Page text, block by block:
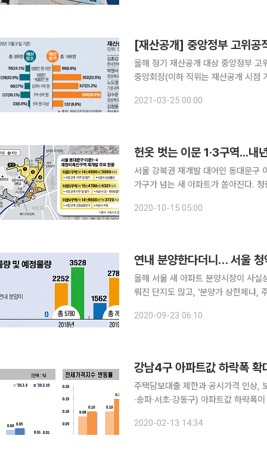
[재산공개] 중앙정부 고위공
올해 정기 재산공개 대상 중앙정부 고
중앙회장(이하 직위는 재산공개 시점 기준)으로 드러났다. 25일
고 신고했다. 이들 토지의 공시지가
2021-03-25 00:00
헌옷 벗는 이문 1·3구역...
서울 강북권 재개발 대어인 동대문구
가구가 넘는 새 아파트가 쏟아진다.
로 보인다. 1호선 최역세권 3구역
2020-10-15 05:00
연내 분양한다더니… 서울
올해 서울 새 아파트 분양시장이 사
뤄진 단지도 많고, '분양가 상한제냐,
는 분석이 나온다. 리얼투데
2020-09-23 06:10
강남4구 아파트값 하락폭 확
주택담보대출 제한과 공시가격 인상,
·송파·서초·강동구) 아파트값 하락폭
르면 이번 주 서울 아파트 매매가격은
2020-02-13 14:34